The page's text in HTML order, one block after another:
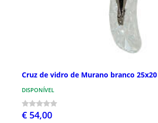
Cruz de vidro de Murano branco
DISPONÍVEL
€ 54,00